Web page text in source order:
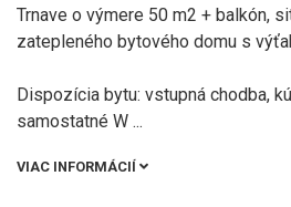
Trnave o výmere 50 m2 + balkón,
zatepleného bytového domu s
Dispozícia bytu: vstupná chodba,
samostatné W ...
VIAC INFORMÁCIÍ